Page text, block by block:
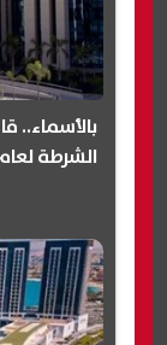
بالأسماء..
الشرطة لعام 2026